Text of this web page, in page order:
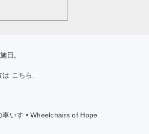
日。
は こちら.
車いす • Wheelchairs of Hope